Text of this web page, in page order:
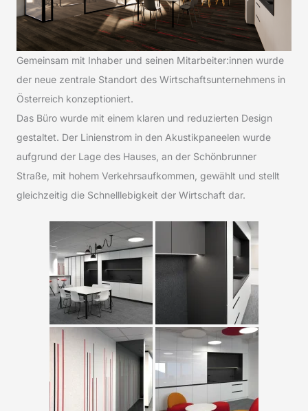
Gemeinsam mit Inhaber und seinen Mitarbeiter:innen wurde
der neue zentrale Standort des Wirtschaftsunternehmens in
Österreich konzeptioniert.
Das Büro wurde mit einem klaren und reduzierten Design
gestaltet. Der Linienstrom in den Akustikpaneelen wurde
aufgrund der Lage des Hauses, an der Schönbrunner
Straße, mit hohem Verkehrsaufkommen, gewählt und stellt
gleichzeitig die Schnelllebigkeit der Wirtschaft dar.